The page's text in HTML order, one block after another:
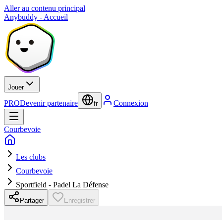
Aller au contenu principal
Anybuddy - Accueil
Jouer
PRODevenir partenaire fr Connexion
Courbevoie
Les clubs
Courbevoie
Sportfield - Padel La Défense
Partager Enregistrer